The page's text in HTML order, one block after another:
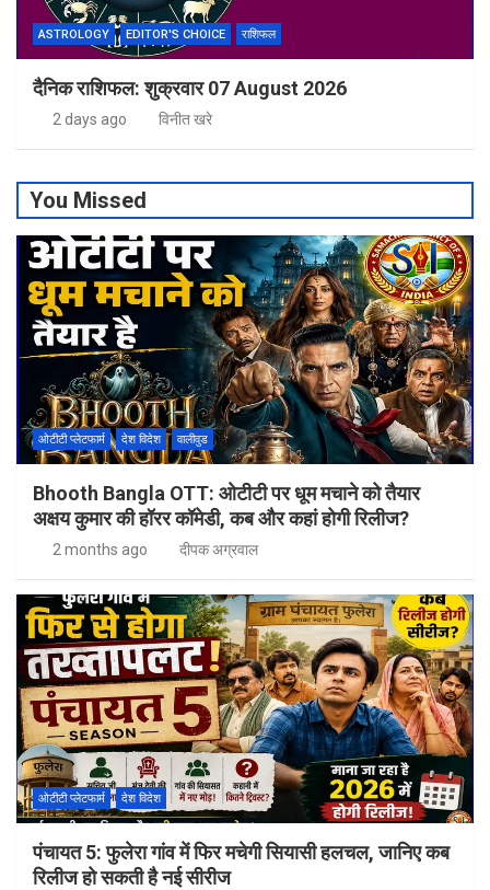
ASTROLOGY EDITOR'S CHOICE राशिफल
दैनिक राशिफल: शुक्रवार 07 August 2026
2 days ago विनीत खरे
You Missed
ओटीटी प्लेटफार्म देश विदेश वालीवुड
Bhooth Bangla OTT: ओटीटी पर धूम मचाने को तैयार
अक्षय कुमार की हॉरर कॉमेडी, कब और कहां होगी रिलीज?
2 months ago दीपक अग्रवाल
ओटीटी प्लेटफार्म देश विदेश
पंचायत 5: फुलेरा गांव में फिर मचेगी सियासी हलचल, जानिए कब
रिलीज हो सकती है नई सीरीज